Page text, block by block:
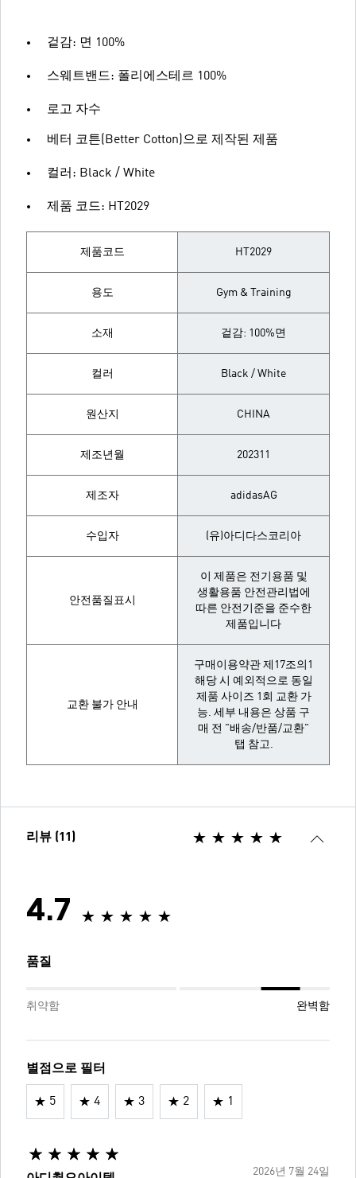
겉감: 면 100%
스웨트밴드: 폴리에스테르 100%
로고 자수
베터 코튼(Better Cotton)으로 제작된 제품
컬러: Black / White
제품 코드: HT2029
제품코드 HT2029
용도 Gym & Training
소재 겉감: 100%면
컬러 Black / White
원산지 CHINA
제조년월 202311
제조자 adidasAG
수입자 (유)아디다스코리아
안전품질표시
이 제품은 전기용품 및
생활용품 안전관리법에
따른 안전기준을 준수한
제품입니다
교환 불가 안내
구매이용약관 제17조의1
해당 시 예외적으로 동일
제품 사이즈 1회 교환 가
능. 세부 내용은 상품 구
매 전 "배송/반품/교환"
탭 참고.
리뷰 (11)
4.7
품질
취약함 완벽함
별점으로 필터
5 4 3 2 1
2026년 7월 24일